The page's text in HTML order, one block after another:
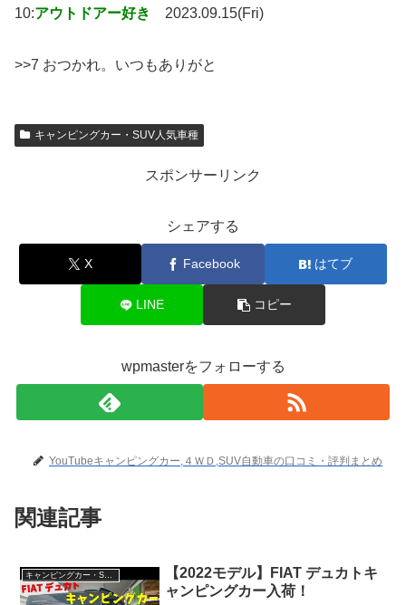
10:アウトドアー好き 2023.09.15(Fri)
>>7 おつかれ。いつもありがと
キャンピングカー・SUV人気車種
スポンサーリンク
シェアする
X Facebook はてブ
LINE コピー
wpmasterをフォローする
YouTubeキャンピングカー,４ＷＤ,SUV自動車の口コミ・評判まとめ
関連記事
キャンピングカー・SUV人気車種
【2022モデル】FIAT デュカトキ
ャンピングカー入荷！